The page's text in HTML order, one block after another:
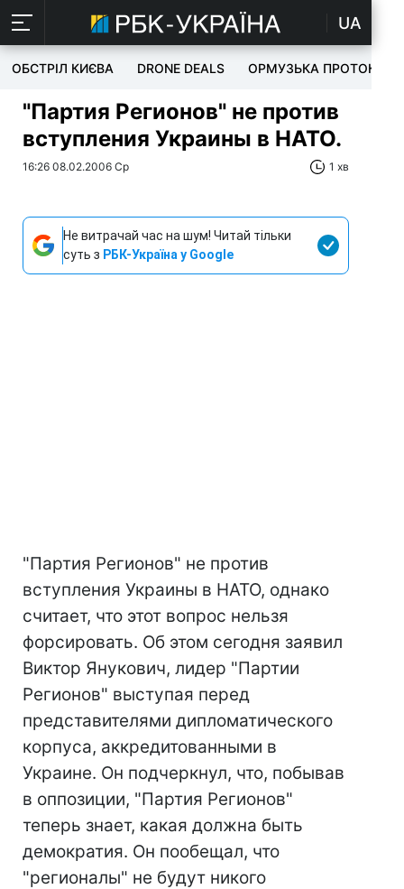
UA
ОБСТРІЛ КИЄВА DRONE DEALS ОРМУЗЬКА ПРОТОКА
"Партия Регионов" не против
вступления Украины в НАТО.
16:26 08.02.2006 Ср 1 хв
Не витрачай час на шум! Читай тільки
суть з РБК-Україна у Google
"Партия Регионов" не против
вступления Украины в НАТО, однако
считает, что этот вопрос нельзя
форсировать. Об этом сегодня заявил
Виктор Янукович, лидер "Партии
Регионов" выступая перед
представителями дипломатического
корпуса, аккредитованными в
Украине. Он подчеркнул, что, побывав
в оппозиции, "Партия Регионов"
теперь знает, какая должна быть
демократия. Он пообещал, что
"регионалы" не будут никого